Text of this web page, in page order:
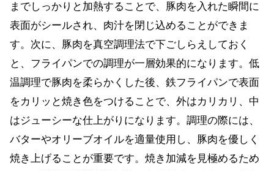
までしっかりと加熱することで、豚肉を入れた瞬間に
表面がシールされ、肉汁を閉じ込めることができま
す。次に、豚肉を真空調理法で下ごしらえしておく
と、フライパンでの調理が一層効果的になります。低
温調理で豚肉を柔らかくした後、鉄フライパンで表面
をカリッと焼き色をつけることで、外はカリカリ、中
はジューシーな仕上がりになります。調理の際には、
バターやオリーブオイルを適量使用し、豚肉を優しく
焼き上げることが重要です。焼き加減を見極めるため